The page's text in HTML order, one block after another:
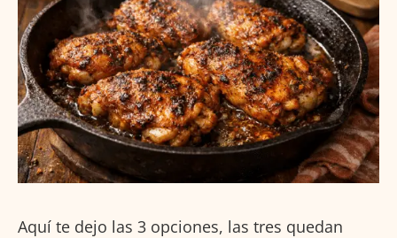
Aquí te dejo las 3 opciones, las tres quedan